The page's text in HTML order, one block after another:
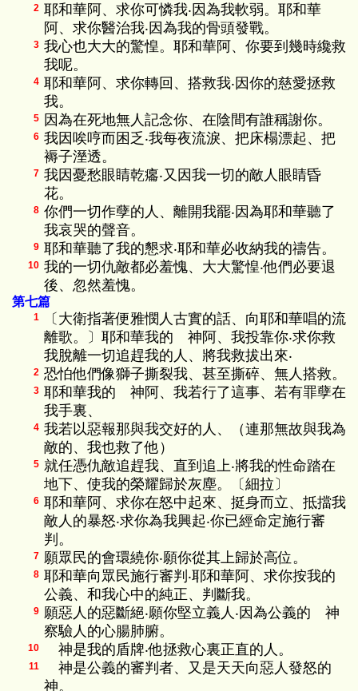
2 耶和華阿、求你可憐我‧因為我軟弱。耶和華
阿、求你醫治我‧因為我的骨頭發戰。
3 我心也大大的驚惶。耶和華阿、你要到幾時纔救
我呢。
4 耶和華阿、求你轉回、搭救我‧因你的慈愛拯救
我。
5 因為在死地無人記念你、在陰間有誰稱謝你。
6 我因唉哼而困乏‧我每夜流淚、把床榻漂起、把
褥子溼透。
7 我因憂愁眼睛乾癟‧又因我一切的敵人眼睛昏
花。
8 你們一切作孽的人、離開我罷‧因為耶和華聽了
我哀哭的聲音。
9 耶和華聽了我的懇求‧耶和華必收納我的禱告。
10 我的一切仇敵都必羞愧、大大驚惶‧他們必要退
後、忽然羞愧。
第七篇
1
〔大衛指著便雅憫人古實的話、向耶和華唱的流
離歌。〕耶和華我的 神阿、我投靠你‧求你救
我脫離一切追趕我的人、將我救拔出來‧
2 恐怕他們像獅子撕裂我、甚至撕碎、無人搭救。
3 耶和華我的 神阿、我若行了這事、若有罪孽在
我手裏、
4 我若以惡報那與我交好的人、（連那無故與我為
敵的、我也救了他）
5 就任憑仇敵追趕我、直到追上‧將我的性命踏在
地下、使我的榮耀歸於灰塵。〔細拉〕
6 耶和華阿、求你在怒中起來、挺身而立、抵擋我
敵人的暴怒‧求你為我興起‧你已經命定施行審
判。
7 願眾民的會環繞你‧願你從其上歸於高位。
8 耶和華向眾民施行審判‧耶和華阿、求你按我的
公義、和我心中的純正、判斷我。
9 願惡人的惡斷絕‧願你堅立義人‧因為公義的 神
察驗人的心腸肺腑。
10 神是我的盾牌‧他拯救心裏正直的人。
11
神是公義的審判者、又是天天向惡人發怒的
神。